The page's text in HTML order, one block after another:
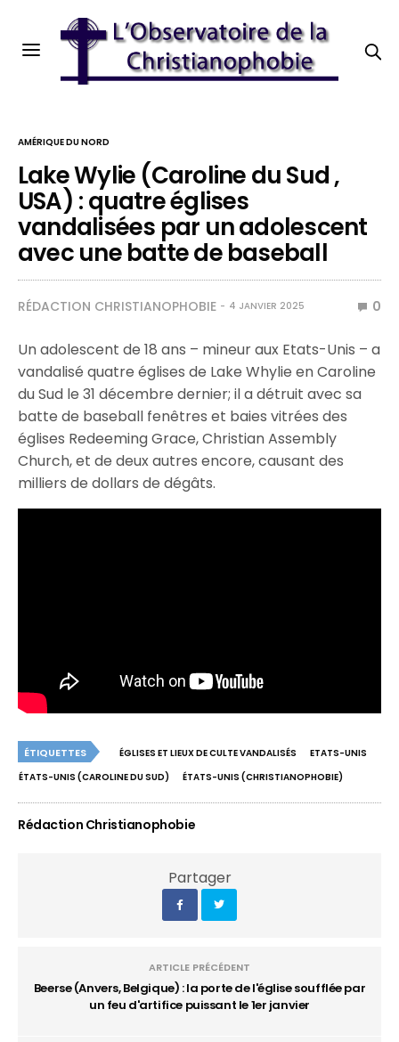
AMÉRIQUE DU NORD
Lake Wylie (Caroline du Sud ,
USA) : quatre églises
vandalisées par un adolescent
avec une batte de baseball
RÉDACTION CHRISTIANOPHOBIE 4 JANVIER 2025 0
Un adolescent de 18 ans – mineur aux Etats-Unis – a
vandalisé quatre églises de Lake Whylie en Caroline
du Sud le 31 décembre dernier; il a détruit avec sa
batte de baseball fenêtres et baies vitrées des
églises Redeeming Grace, Christian Assembly
Church, et de deux autres encore, causant des
milliers de dollars de dégâts.
ÉTIQUETTES ÉGLISES ET LIEUX DE CULTE VANDALISÉS
ETATS-UNIS
ÉTATS-UNIS (CAROLINE DU SUD)
ÉTATS-UNIS (CHRISTIANOPHOBIE)
Rédaction Christianophobie
Partager
ARTICLE PRÉCÉDENT
Beerse (Anvers, Belgique) : la porte de l'église soufflée par
un feu d'artifice puissant le 1er janvier